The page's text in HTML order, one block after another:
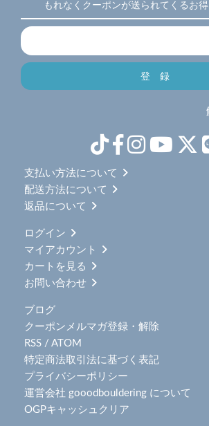
もれなくクーポンが送られてくるお得
支払い方法について
配送方法について
返品について
ログイン
マイアカウント
カートを見る
お問い合わせ
ブログ
クーポンメルマガ登録・解除
RSS / ATOM
特定商法取引法に基づく表記
プライバシーポリシー
運営会社 gooodbouldering について
OGPキャッシュクリア